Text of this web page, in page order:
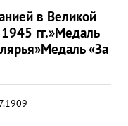
в Великой
гг.»Медаль
Медаль «За